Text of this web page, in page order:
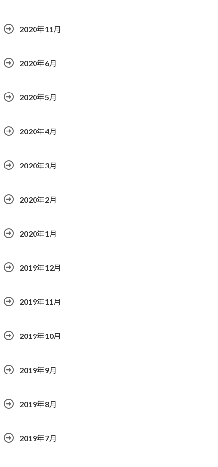
2020年11月
2020年6月
2020年5月
2020年4月
2020年3月
2020年2月
2020年1月
2019年12月
2019年11月
2019年10月
2019年9月
2019年8月
2019年7月